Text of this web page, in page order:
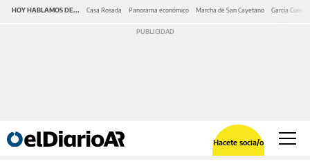
HOY HABLAMOS DE... Casa Rosada Panorama económico Marcha de San Cayetano García Cuerva
Hacete socia/o